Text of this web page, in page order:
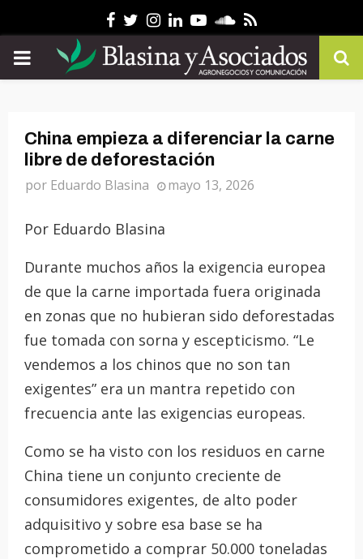
Facebook
Twitter
Instagram
Linkedin
YoutubeSoundcloud
Rss
PRIMARY
China empieza a diferenciar la carne
libre de deforestación
por Eduardo Blasina mayo 13, 2026
Por Eduardo Blasina
Durante muchos años la exigencia europea
de que la carne importada fuera originada
en zonas que no hubieran sido deforestadas
fue tomada con sorna y escepticismo. “Le
vendemos a los chinos que no son tan
exigentes” era un mantra repetido con
frecuencia ante las exigencias europeas.
Como se ha visto con los residuos en carne
China tiene un conjunto creciente de
consumidores exigentes, de alto poder
adquisitivo y sobre esa base se ha
comprometido a comprar 50.000 toneladas